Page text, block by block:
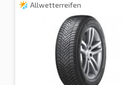
Allwetterreifen